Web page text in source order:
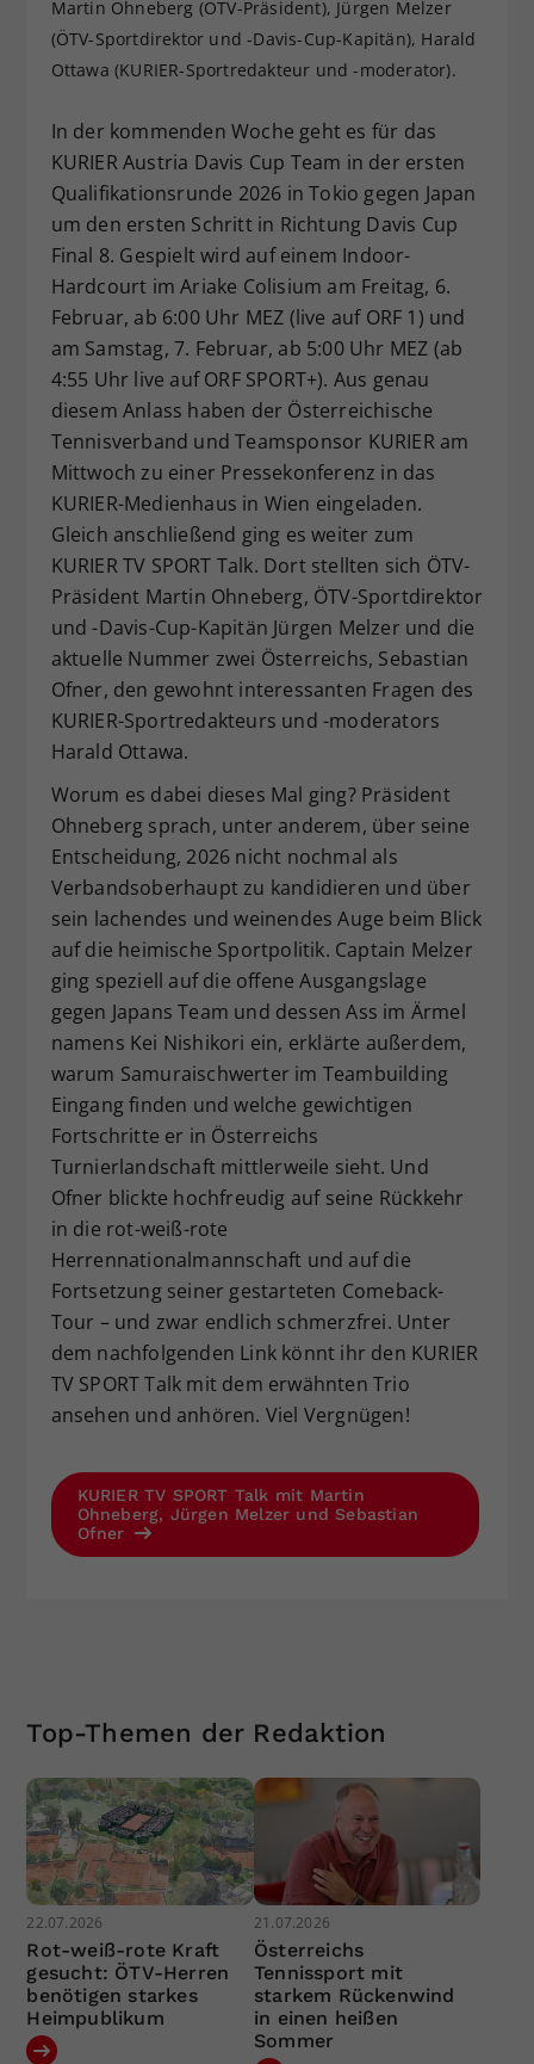
Martin Ohneberg (ÖTV-Präsident), Jürgen Melzer
(ÖTV-Sportdirektor und -Davis-Cup-Kapitän), Harald
Ottawa (KURIER-Sportredakteur und -moderator).
In der kommenden Woche geht es für das
KURIER Austria Davis Cup Team in der ersten
Qualifikationsrunde 2026 in Tokio gegen Japan
um den ersten Schritt in Richtung Davis Cup
Final 8. Gespielt wird auf einem Indoor-
Hardcourt im Ariake Colisium am Freitag, 6.
Februar, ab 6:00 Uhr MEZ (live auf ORF 1) und
am Samstag, 7. Februar, ab 5:00 Uhr MEZ (ab
4:55 Uhr live auf ORF SPORT+). Aus genau
diesem Anlass haben der Österreichische
Tennisverband und Teamsponsor KURIER am
Mittwoch zu einer Pressekonferenz in das
KURIER-Medienhaus in Wien eingeladen.
Gleich anschließend ging es weiter zum
KURIER TV SPORT Talk. Dort stellten sich ÖTV-
Präsident Martin Ohneberg, ÖTV-Sportdirektor
und -Davis-Cup-Kapitän Jürgen Melzer und die
aktuelle Nummer zwei Österreichs, Sebastian
Ofner, den gewohnt interessanten Fragen des
KURIER-Sportredakteurs und -moderators
Harald Ottawa.
Worum es dabei dieses Mal ging? Präsident
Ohneberg sprach, unter anderem, über seine
Entscheidung, 2026 nicht nochmal als
Verbandsoberhaupt zu kandidieren und über
sein lachendes und weinendes Auge beim Blick
auf die heimische Sportpolitik. Captain Melzer
ging speziell auf die offene Ausgangslage
gegen Japans Team und dessen Ass im Ärmel
namens Kei Nishikori ein, erklärte außerdem,
warum Samuraischwerter im Teambuilding
Eingang finden und welche gewichtigen
Fortschritte er in Österreichs
Turnierlandschaft mittlerweile sieht. Und
Ofner blickte hochfreudig auf seine Rückkehr
in die rot-weiß-rote
Herrennationalmannschaft und auf die
Fortsetzung seiner gestarteten Comeback-
Tour – und zwar endlich schmerzfrei. Unter
dem nachfolgenden Link könnt ihr den KURIER
TV SPORT Talk mit dem erwähnten Trio
ansehen und anhören. Viel Vergnügen!
KURIER TV SPORT Talk mit Martin
Ohneberg, Jürgen Melzer und Sebastian
Ofner
Top-Themen der Redaktion
22.07.2026
Rot-weiß-rote Kraft
gesucht: ÖTV-Herren
benötigen starkes
Heimpublikum
21.07.2026
Österreichs
Tennissport mit
starkem Rückenwind
in einen heißen
Sommer
Dieser Wert speichert Ihre Consent-
Einstellungen. Unter anderem eine
zufällig generierte ID, für die
vorgenommen Einstellungen, falls der
Webseiten-Betreiber dies eingestellt
hat.